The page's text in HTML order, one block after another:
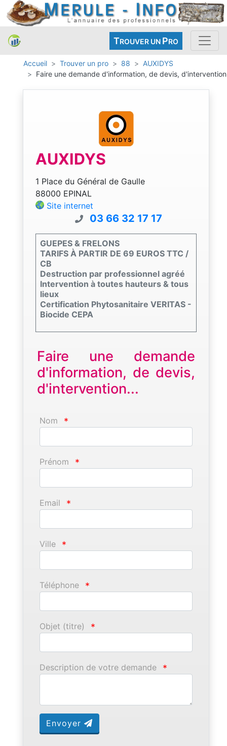
TROUVER UN PRO
Accueil Trouver un pro 88
AUXIDYS
Faire une demande d'information, de devis, d'intervention
AUXIDYS
1 Place du Général de Gaulle
88000 EPINAL
Site internet
03 66 32 17 17
GUEPES & FRELONS
TARIFS À PARTIR DE 69 EUROS TTC /
CB
Destruction par professionnel agréé
Intervention à toutes hauteurs & tous
lieux
Certification Phytosanitaire VERITAS -
Biocide CEPA
Faire une demande
d'information, de devis,
d'intervention...
Nom *
Prénom *
Email *
Ville *
Téléphone *
Objet (titre) *
Description de votre demande *
Envoyer